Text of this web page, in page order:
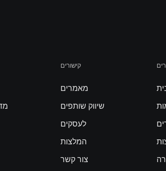
קישורים
מאמרים
שיווק שותפים
לעסקים
המלצות
צור קשר